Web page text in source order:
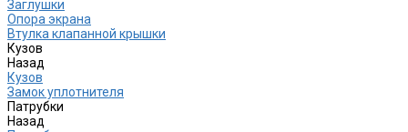
Заглушки
Опора экрана
Втулка клапанной крышки
Кузов
Назад
Кузов
Замок уплотнителя
Патрубки
Назад